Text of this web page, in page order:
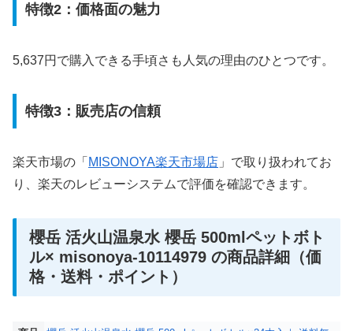
特徴2：価格面の魅力
5,637円で購入できる手頃さも人気の理由のひとつです。
特徴3：販売店の信頼
楽天市場の「 MISONOYA楽天市場店 」で取り扱われてお
り、楽天のレビューシステムで評価を確認できます。
櫻岳 活火山温泉水 櫻岳 500mlペットボト
ル× misonoya-10114979 の商品詳細（価
格・送料・ポイント）